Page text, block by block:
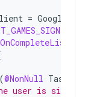
=
(@NonNull Task
user is signed